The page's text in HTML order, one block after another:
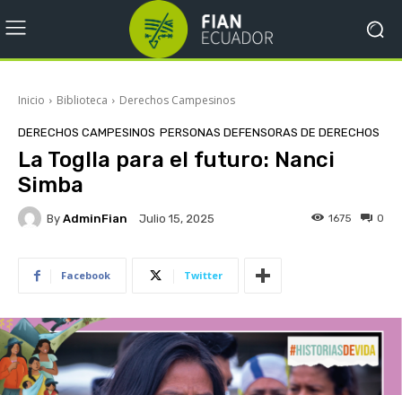
Inicio Biblioteca Derechos Campesinos
DERECHOS CAMPESINOS PERSONAS DEFENSORAS DE DERECHOS
La Toglla para el futuro: Nanci
Simba
By AdminFian Julio 15, 2025 0
1675
Facebook Twitter